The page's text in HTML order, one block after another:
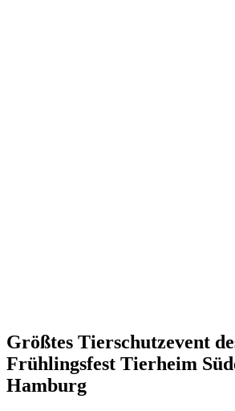
Größtes Tierschutzevent
Frühlingsfest Tierheim
Hamburg